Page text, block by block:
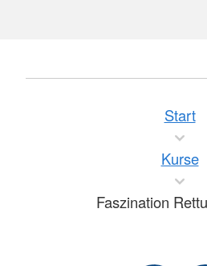
Start
Kurse
Faszination